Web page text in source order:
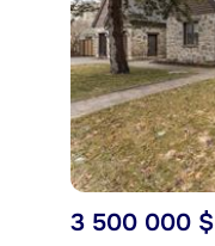
3 500 000 $